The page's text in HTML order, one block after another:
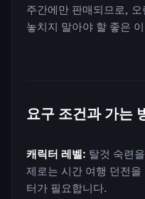
주간에만 판매되므로,
놓치지 말아야 할 좋은
요구 조건과 가는
캐릭터 레벨: 탈것 숙련
제로는 시간 여행 던전
터가 필요합니다.